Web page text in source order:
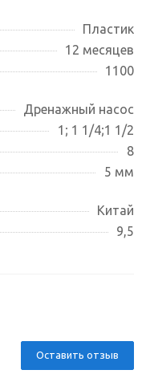
Пластик
12 месяцев
1100
Дренажный насос
1; 1 1/4;1 1/2
8
5 мм
Китай
9,5
Оставить отзыв